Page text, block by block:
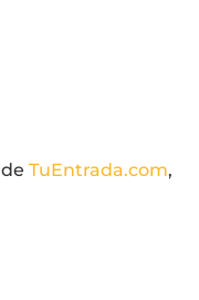
TuEntrada.com,